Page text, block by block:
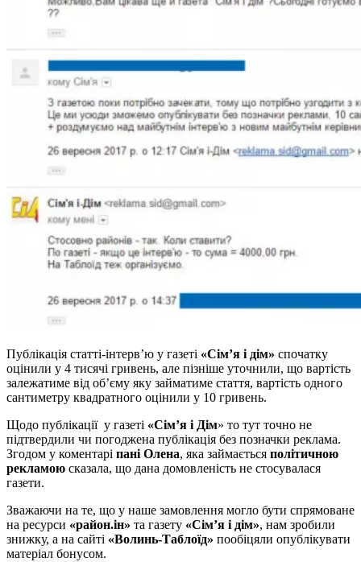
Публікація статті-інтерв’ю у газеті «Сім’я і дім» спочатку
оцінили у 4 тисячі гривень, але пізніше уточнили, що вартість
залежатиме від об’єму яку займатиме стаття, вартість одного
сантиметру квадратного оцінили у 10 гривень.
Щодо публікації у газеті «Сім’я і Дім» то тут точно не
підтвердили чи погоджена публікація без позначки реклама.
Згодом у коментарі пані Олена, яка займається політичною
рекламою сказала, що дана домовленість не стосувалася
газети.
Зважаючи на те, що у наше замовлення могло бути спрямоване
на ресурси «район.ін» та газету «Сім’я і дім», нам зробили
знижку, а на сайті «Волинь-Таблоїд» пообіцяли опублікувати
матеріал бонусом.